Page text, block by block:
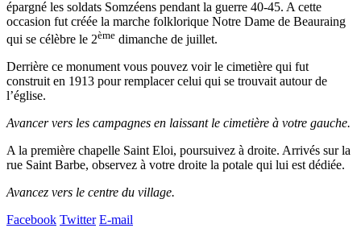
épargné les soldats Somzéens pendant la guerre 40-45. A cette
occasion fut créée la marche folklorique Notre Dame de Beauraing
qui se célèbre le 2ème dimanche de juillet.
Derrière ce monument vous pouvez voir le cimetière qui fut
construit en 1913 pour remplacer celui qui se trouvait autour de
l’église.
Avancer vers les campagnes en laissant le cimetière à votre gauche.
A la première chapelle Saint Eloi, poursuivez à droite. Arrivés sur la
rue Saint Barbe, observez à votre droite la potale qui lui est dédiée.
Avancez vers le centre du village.
Facebook Twitter E-mail